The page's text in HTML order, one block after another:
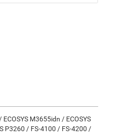
M3655idn / ECOSYS
P3260 / FS-4100 / FS-4200 /